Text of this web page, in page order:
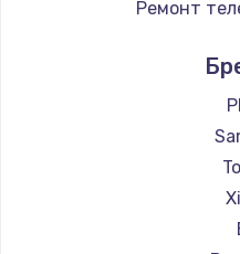
Ремонт
Ремонт
Ремонт
Ремонт
Ремонт
Ремонт
Ремонт